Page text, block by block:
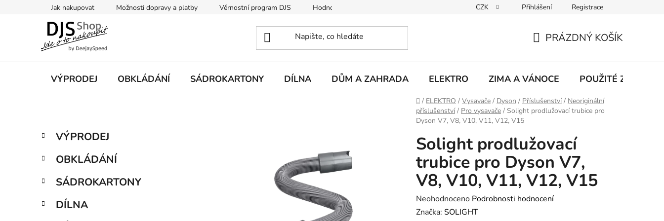
Jak nakupovat Možnosti dopravy a platby Věrnostní program DJS Hodnocení obchodu Hodnocení obchodu na Heurece Kontakty Obchodní podmínky
CZK Přihlášení Registrace
KOŠÍK
PRÁZDNÝ KOŠÍK
VÝPRODEJ OBKLÁDÁNÍ SÁDROKARTONY DÍLNA DŮM A ZAHRADA ELEKTRO ZIMA A VÁNOCE POUŽITÉ Z
Domů
/ ELEKTRO / Vysavače / Dyson / Příslušenství / Neoriginální
příslušenství / Pro vysavače / Solight prodlužovací trubice pro
Dyson V7, V8, V10, V11, V12, V15
P
s
r
n
Přeskočit
kategorie
K
a
e
o
i
VÝPRODEJ
OBKLÁDÁNÍ
SÁDROKARTONY
DÍLNA
Solight prodlužovací
trubice pro Dyson V7,
V8, V10, V11, V12, V15
Průměrné
hodnocení
Neohodnoceno Podrobnosti hodnocení
Značka: SOLIGHT